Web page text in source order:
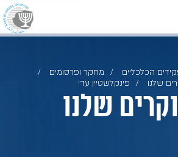
הכלכליים
מחקר ופרסומים
שלנו
פינקלשטיין עדי
שלנו